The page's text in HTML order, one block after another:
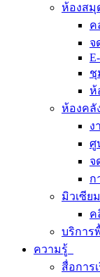
ห้องสมุ
ค
จ
ชุ
ห้
ห้องคลั
ง
ศู
จ
ก
มิวเซีย
ค
บริการ
ความรู้
สื่อการ